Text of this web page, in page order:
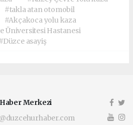
#takla atan otomobil
#Akçakoca yolu kaza
Üniversitesi Hastanesi
asayiş
Merkezi